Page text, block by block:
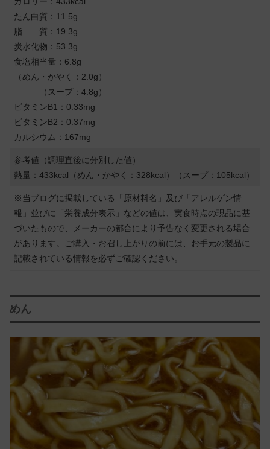
たん白質：11.5g
脂 質：19.3g
炭水化物：53.3g
食塩相当量：6.8g
（めん・かやく：2.0g）
（スープ：4.8g）
ビタミンB1：0.33mg
ビタミンB2：0.37mg
カルシウム：167mg
参考値（調理直後に分別した値）
熱量：433kcal（めん・かやく：328kcal）（スープ：105kcal）
※当ブログに掲載している「原材料名」及び「アレルゲン情
報」並びに「栄養成分表示」などの値は、実食時点の現品に基
づいたもので、メーカーの都合により予告なく変更される場合
があります。ご購入・お召し上がりの前には、お手元の製品に
記載されている情報を必ずご確認ください。
めん